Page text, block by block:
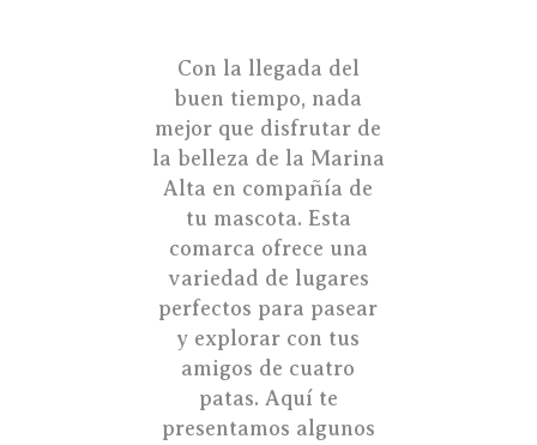
Con la llegada del
buen tiempo, nada
mejor que disfrutar de
la belleza de la Marina
Alta en compañía de
tu mascota. Esta
comarca ofrece una
variedad de lugares
perfectos para pasear
y explorar con tus
amigos de cuatro
patas. Aquí te
presentamos algunos